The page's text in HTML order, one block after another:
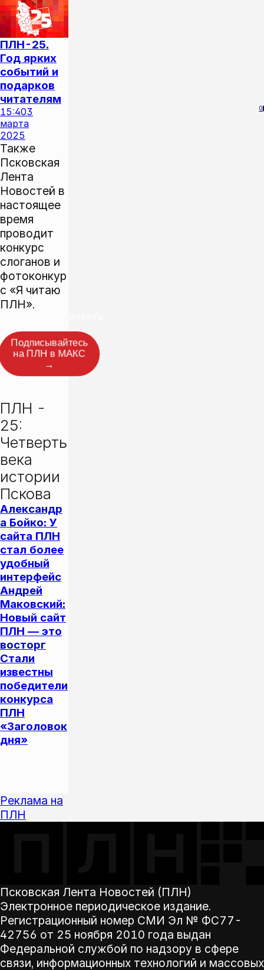
ПЛН-25.
Год ярких
событий и
подарков
читателям
15:403
марта
2025
0
Также
Псковская
Лента
Новостей в
настоящее
время
проводит
конкурс
слоганов и
фотоконкур
с «Я читаю
ПЛН».
Подписывайтесь
на ПЛН в МАКС
→
ПЛН -
25:
Четверть
века
истории
Пскова
Александр
а Бойко: У
сайта ПЛН
стал более
удобный
интерфейс
Андрей
Маковский:
Новый сайт
ПЛН — это
восторг
Стали
известны
победители
конкурса
ПЛН
«Заголовок
дня»
Реклама на
ПЛН
Псковская Лента Новостей (ПЛН)
Электронное периодическое издание.
Регистрационный номер СМИ Эл № ФС77-
42756 от 25 ноября 2010 года выдан
Федеральной службой по надзору в сфере
связи, информационных технологий и массовых